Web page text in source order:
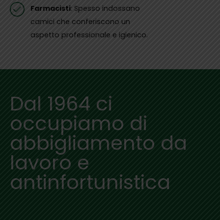
Farmacisti: Spesso indossano
camici che conferiscono un
aspetto professionale e igienico.
Dal 1964 ci
occupiamo di
abbigliamento da
lavoro e
antinfortunistica